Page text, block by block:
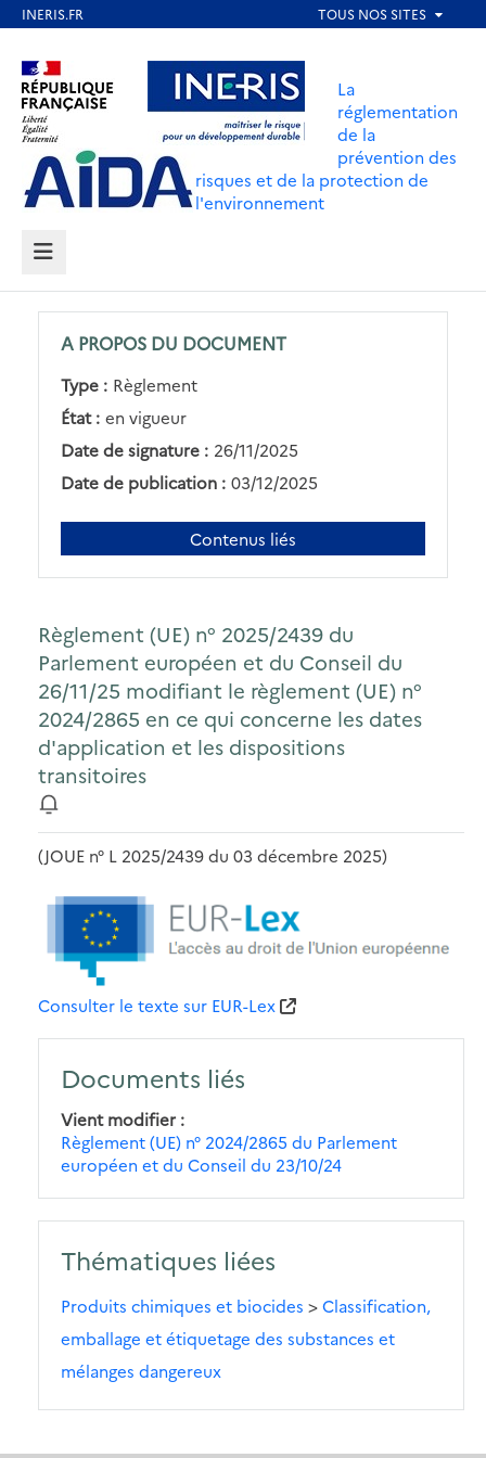
contenu
principal
Aller au contenu Aller au menu
Aller au pied de page
La
réglementation
de la
prévention des
risques et de la protection de
l'environnement
MENU
A PROPOS DU DOCUMENT
Type : Règlement
État : en vigueur
Date de signature : 26/11/2025
Date de publication : 03/12/2025
Contenus liés
Règlement (UE) n° 2025/2439 du
Parlement européen et du Conseil du
26/11/25 modifiant le règlement (UE) n°
2024/2865 en ce qui concerne les dates
d'application et les dispositions
transitoires
(JOUE n° L 2025/2439 du 03 décembre 2025)
Consulter le texte sur EUR-Lex
Documents liés
Vient modifier
Règlement (UE) n° 2024/2865 du Parlement
européen et du Conseil du 23/10/24
Thématiques liées
Produits chimiques et biocides >Classification,
emballage et étiquetage des substances et
mélanges dangereux